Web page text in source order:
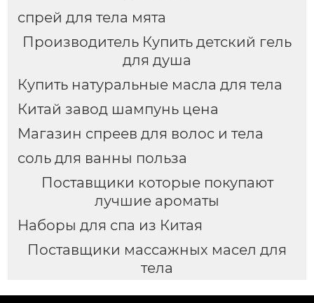
спрей для тела мята
Производитель Купить детский гель
для душа
Купить натуральные масла для тела
Китай завод шампунь цена
Магазин спреев для волос и тела
соль для ванны польза
Поставщики которые покупают
лучшие ароматы
Наборы для спа из Китая
Поставщики массажных масел для
тела